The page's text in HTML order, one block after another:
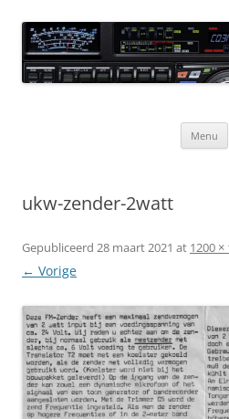
naar
de
inhoud
Website door en voor
Menu
ukw-zender-2watt
Gepubliceerd 28 maart 2021 at 1200 ×
← Vorige